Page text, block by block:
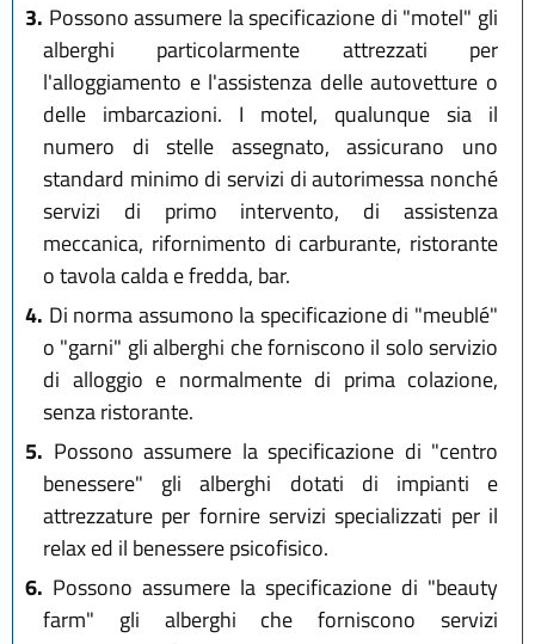
3. Possono assumere la specificazione di "motel" gli
alberghi particolarmente attrezzati per
l'alloggiamento e l'assistenza delle autovetture o
delle imbarcazioni. I motel, qualunque sia il
numero di stelle assegnato, assicurano uno
standard minimo di servizi di autorimessa nonché
servizi di primo intervento, di assistenza
meccanica, rifornimento di carburante, ristorante
o tavola calda e fredda, bar.
4. Di norma assumono la specificazione di "meublé"
o "garni" gli alberghi che forniscono il solo servizio
di alloggio e normalmente di prima colazione,
senza ristorante.
5. Possono assumere la specificazione di "centro
benessere" gli alberghi dotati di impianti e
attrezzature per fornire servizi specializzati per il
relax ed il benessere psicofisico.
6. Possono assumere la specificazione di "beauty
farm" gli alberghi che forniscono servizi